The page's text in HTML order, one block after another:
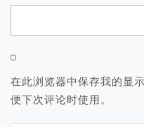
在此浏览器中保存我的显
便下次评论时使用。